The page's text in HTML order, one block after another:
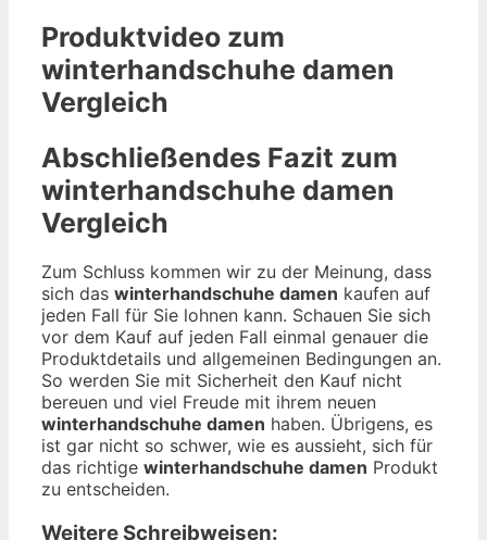
Produktvideo zum
winterhandschuhe damen
Vergleich
Abschließendes Fazit zum
winterhandschuhe damen
Vergleich
Zum Schluss kommen wir zu der Meinung, dass
sich das winterhandschuhe damen kaufen auf
jeden Fall für Sie lohnen kann. Schauen Sie sich
vor dem Kauf auf jeden Fall einmal genauer die
Produktdetails und allgemeinen Bedingungen an.
So werden Sie mit Sicherheit den Kauf nicht
bereuen und viel Freude mit ihrem neuen
winterhandschuhe damen haben. Übrigens, es
ist gar nicht so schwer, wie es aussieht, sich für
das richtige winterhandschuhe damen Produkt
zu entscheiden.
Weitere Schreibweisen: